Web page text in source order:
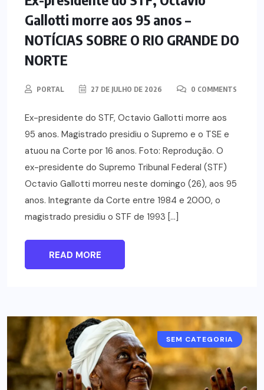
Gallotti morre aos 95 anos –
NOTÍCIAS SOBRE O RIO GRANDE DO
NORTE
PORTAL 27 DE JULHO DE 2026 0 COMMENTS
Ex-presidente do STF, Octavio Gallotti morre aos
95 anos. Magistrado presidiu o Supremo e o TSE e
atuou na Corte por 16 anos. Foto: Reprodução. O
ex-presidente do Supremo Tribunal Federal (STF)
Octavio Gallotti morreu neste domingo (26), aos 95
anos. Integrante da Corte entre 1984 e 2000, o
magistrado presidiu o STF de 1993 […]
READ MORE
SEM CATEGORIA